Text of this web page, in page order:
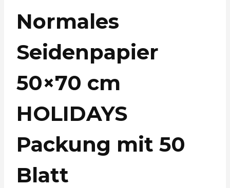
Normales
Seidenpapier
50×70 cm
HOLIDAYS
Packung mit 50
Blatt